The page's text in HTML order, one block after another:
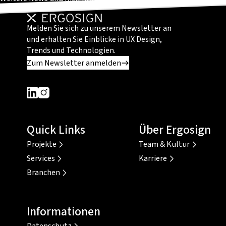
Melden Sie sich zu unserem Newsletter an
und erhalten Sie Einblicke in UX Design,
Trends und Technologien.
Zum Newsletter anmelden
Dieser Link führt zu einer externen Seite
Dieser Link führt zu einer externen Seite
Quick Links
Projekte
Services
Branchen
Über Ergosign
Team & Kultur
Karriere
Informationen